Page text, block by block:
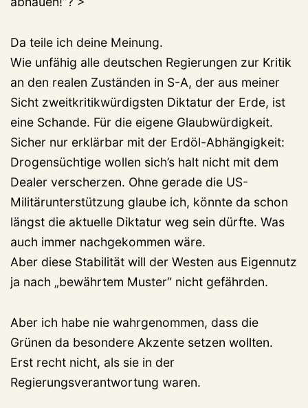
Da teile ich deine Meinung.
Wie unfähig alle deutschen Regierungen zur Kritik
an den realen Zuständen in S-A, der aus meiner
Sicht zweitkritikwürdigsten Diktatur der Erde, ist
eine Schande. Für die eigene Glaubwürdigkeit.
Sicher nur erklärbar mit der Erdöl-Abhängigkeit:
Drogensüchtige wollen sich’s halt nicht mit dem
Dealer verscherzen. Ohne gerade die US-
Militärunterstützung glaube ich, könnte da schon
längst die aktuelle Diktatur weg sein dürfte. Was
auch immer nachgekommen wäre.
Aber diese Stabilität will der Westen aus Eigennutz
ja nach „bewährtem Muster“ nicht gefährden.
Aber ich habe nie wahrgenommen, dass die
Grünen da besondere Akzente setzen wollten.
Erst recht nicht, als sie in der
Regierungsverantwortung waren.